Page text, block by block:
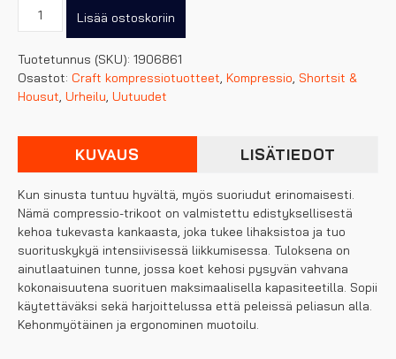
kompressiohousut
junior
määrä
Lisää ostoskoriin
Tuotetunnus (SKU): 1906861
Osastot: Craft kompressiotuotteet, Kompressio, Shortsit &
Housut, Urheilu, Uutuudet
KUVAUS LISÄTIEDOT
Kun sinusta tuntuu hyvältä, myös suoriudut erinomaisesti.
Nämä compressio-trikoot on valmistettu edistyksellisestä
kehoa tukevasta kankaasta, joka tukee lihaksistoa ja tuo
suorituskykyä intensiivisessä liikkumisessa. Tuloksena on
ainutlaatuinen tunne, jossa koet kehosi pysyvän vahvana
kokonaisuutena suorituen maksimaalisella kapasiteetilla. Sopii
käytettäväksi sekä harjoittelussa että peleissä peliasun alla.
Kehonmyötäinen ja ergonominen muotoilu.